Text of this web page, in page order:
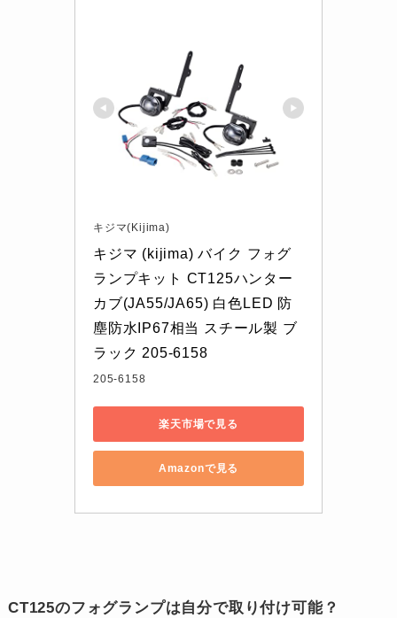
キジマ(Kijima)
キジマ (kijima) バイク フォグ
ランプキット CT125ハンター
カブ(JA55/JA65) 白色LED 防
塵防水IP67相当 スチール製 ブ
ラック 205-6158
205-6158
楽天市場で見る
Amazonで見る
CT125のフォグランプは自分で取り付け可能？